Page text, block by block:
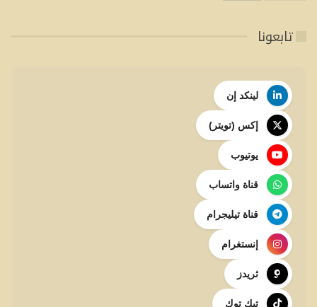
تابعونا
لينكد إن
إكس (تويتر)
يوتيوب
قناة واتساب
قناة تيليجرام
إنستغرام
ثريدز
تيك توك